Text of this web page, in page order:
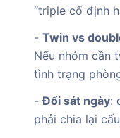
“triple cố định
- Twin vs
Nếu nhóm cần
tình trạng
-Đổi sát ngày:
phải chia lại